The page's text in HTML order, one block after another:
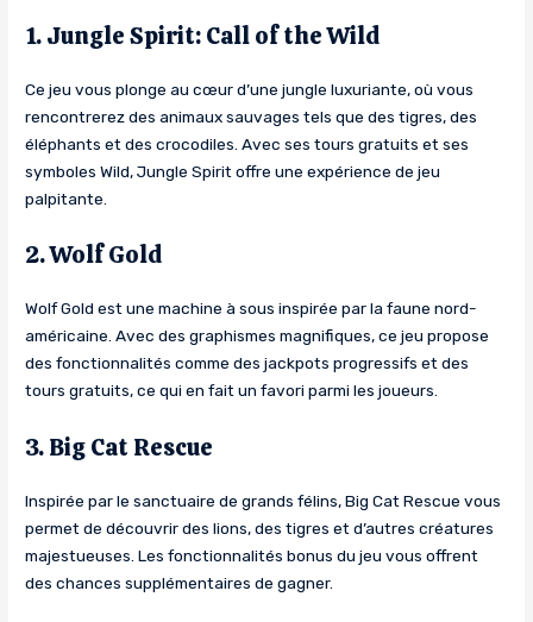
1. Jungle Spirit: Call of the Wild
Ce jeu vous plonge au cœur d’une jungle luxuriante, où vous
rencontrerez des animaux sauvages tels que des tigres, des
éléphants et des crocodiles. Avec ses tours gratuits et ses
symboles Wild, Jungle Spirit offre une expérience de jeu
palpitante.
2. Wolf Gold
Wolf Gold est une machine à sous inspirée par la faune nord-
américaine. Avec des graphismes magnifiques, ce jeu propose
des fonctionnalités comme des jackpots progressifs et des
tours gratuits, ce qui en fait un favori parmi les joueurs.
3. Big Cat Rescue
Inspirée par le sanctuaire de grands félins, Big Cat Rescue vous
permet de découvrir des lions, des tigres et d’autres créatures
majestueuses. Les fonctionnalités bonus du jeu vous offrent
des chances supplémentaires de gagner.